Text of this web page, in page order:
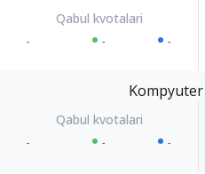
- - -
- - -